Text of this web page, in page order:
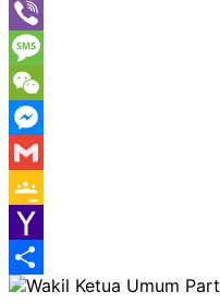
Line
Viber
Message
WeChat
Messenger
Gmail
Google
Classroom
Yahoo
Mail
Share